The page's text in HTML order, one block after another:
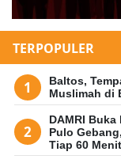
TERPOPULER
Baltos,
Muslimah di
DAMRI
Pulo
Tiap 60 Menit